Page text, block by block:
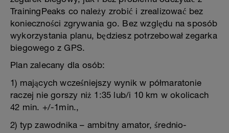
TrainingPeaks co należy zrobić i zrealizować bez
konieczności zgrywania go. Bez względu na sposób
wykorzystania planu, będziesz potrzebował zegarka
biegowego z GPS.
Plan zalecany dla osób:
1) mających wcześniejszy wynik w półmaratonie
raczej nie gorszy niż 1:35 lub/i 10 km w okolicach
42 min. +/-1min.,
2) typ zawodnika – ambitny amator, średnio-